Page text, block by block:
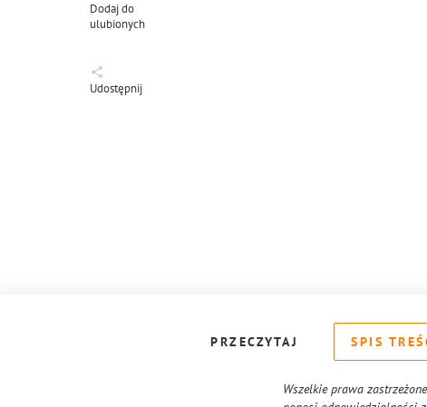
Dodaj do
ulubionych
Udostępnij
PRZECZYTAJ SPIS
Wszelkie prawa